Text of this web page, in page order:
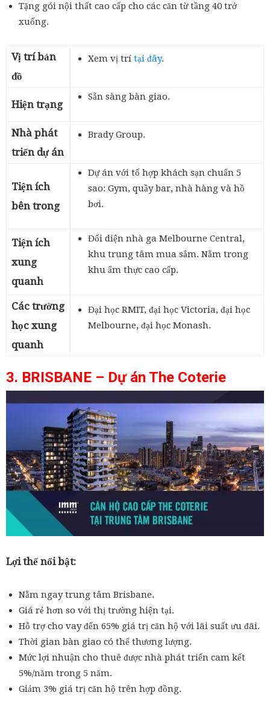
Tặng gói nội thất cao cấp cho các căn từ tầng 40 trở
xuống.
Vị trí bản
đồ
Xem vị trí tại đây.
Hiện trạng
Sẵn sàng bàn giao.
Nhà phát
triển dự án
Brady Group.
Tiện ích
bên trong
Dự án với tổ hợp khách sạn chuẩn 5
sao: Gym, quầy bar, nhà hàng và hồ
bơi.
Tiện ích
xung
quanh
Đối diện nhà ga Melbourne Central,
khu trung tâm mua sắm. Nằm trong
khu ẩm thực cao cấp.
Các trường
học xung
quanh
Đại học RMIT, đại học Victoria, đại học
Melbourne, đại học Monash.
3. BRISBANE – Dự án The Coterie
Lợi thế nổi bật:
Nằm ngay trung tâm Brisbane.
Giá rẻ hơn so với thị trường hiện tại.
Hỗ trợ cho vay đến 65% giá trị căn hộ với lãi suất ưu đãi.
Thời gian bàn giao có thể thương lượng.
Mức lợi nhuận cho thuê được nhà phát triển cam kết
5%/năm trong 5 năm.
Giảm 3% giá trị căn hộ trên hợp đồng.